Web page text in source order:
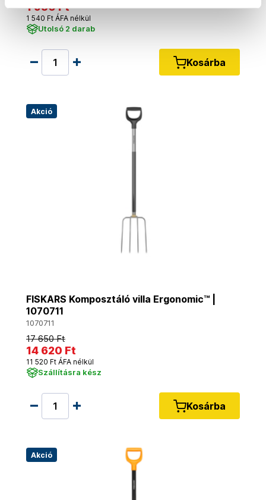
1 950 Ft
1 540 Ft ÁFA nélkül
Utolsó 2 darab
Kosárba
Akció
FISKARS Komposztáló villa Ergonomic™ |
1070711
1070711
17 650 Ft
14 620 Ft
11 520 Ft ÁFA nélkül
Szállításra kész
Kosárba
Akció